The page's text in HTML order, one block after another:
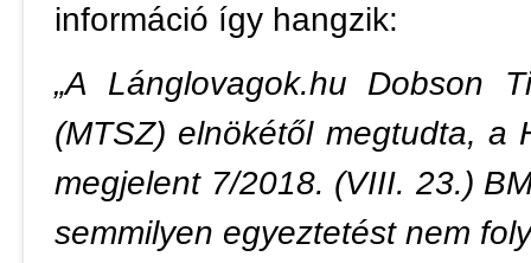
információ így hangzik:
„A Lánglovagok.hu Dobson
(MTSZ) elnökétől megtudta, a
megjelent 7/2018. (VIII. 23.)
semmilyen egyeztetést nem